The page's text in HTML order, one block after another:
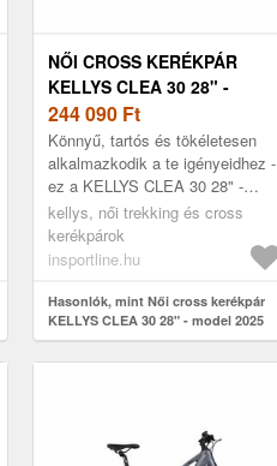
NŐI CROSS KERÉKPÁR
KELLYS CLEA 30 28" -
MODEL 2025
244 090 Ft
Könnyű, tartós és tökéletesen
alkalmazkodik a te igényeidhez -
ez a KELLYS CLEA 30 28" -
model 2025 Női cross kerékpár.
A 63 mm-es rugóúttal rendel...
kellys, női trekking és cross
kerékpárok
insportline.hu
Hasonlók, mint Női cross kerékpár
KELLYS CLEA 30 28" - model 2025